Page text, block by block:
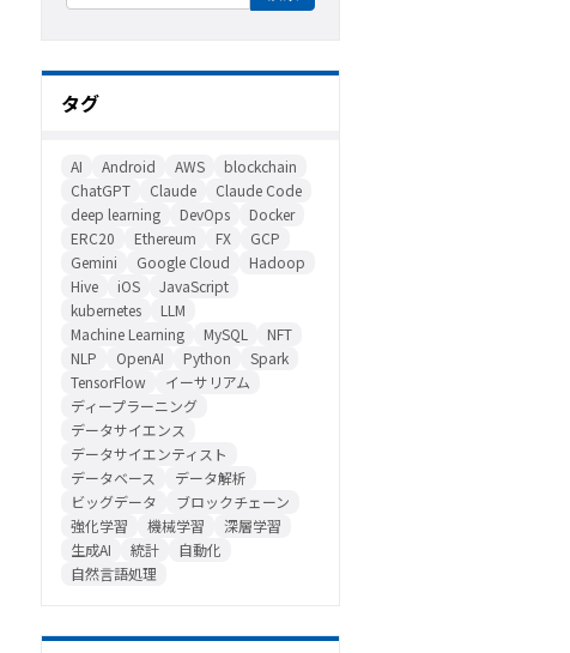
タグ
AI Android AWS
blockchain
ChatGPT
Claude
Claude Code
deep learning
DevOps
Docker
ERC20
Ethereum FX
GCP
Gemini
Google Cloud
Hadoop
Hive
iOS
JavaScript
kubernetes
LLM
Machine Learning
MySQL
NFT
NLP
OpenAI Python
Spark
TensorFlow
イーサリアム
ディープラーニング
データサイエンス
データサイエンティスト
データベース
データ解析
ビッグデータ
ブロックチェーン
強化学習
機械学習
深層学習
生成AI
統計
自動化
自然言語処理